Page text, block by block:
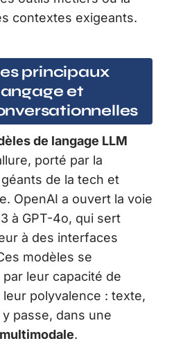
contextes exigeants.
principaux
et
de langage LLM
porté par la
de la tech et
OpenAI a ouvert la voie
à GPT-4o, qui sert
à des interfaces
modèles se
leur capacité de
polyvalence : texte,
passe, dans une
multimodale.